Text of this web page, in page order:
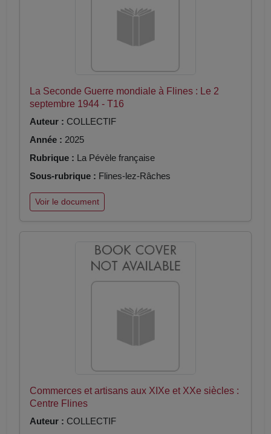
La Seconde Guerre mondiale à Flines : Le 2
septembre 1944 - T16
Auteur : COLLECTIF
Année : 2025
Rubrique : La Pévèle française
Sous-rubrique : Flines-lez-Râches
Voir le document
Commerces et artisans aux XIXe et XXe siècles :
Centre Flines
Auteur : COLLECTIF